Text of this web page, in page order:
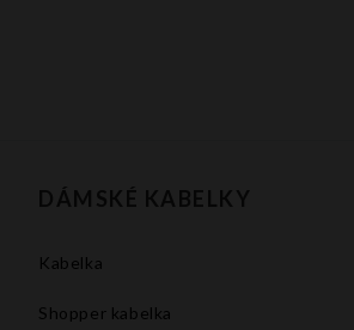
DÁMSKÉ KABELKY
Kabelka
Shopper kabelka